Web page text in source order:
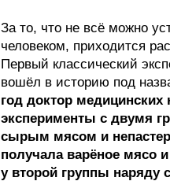
За то, что не всё можно
человеком, приходится
Первый классический
вошёл в историю под
год доктор
эксперименты с двумя
сырым мясом и
получала варёное мясо
у второй группы наряду